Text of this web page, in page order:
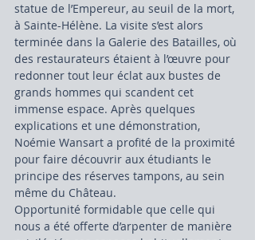
statue de l’Empereur, au seuil de la mort,
à Sainte-Hélène. La visite s’est alors
terminée dans la Galerie des Batailles, où
des restaurateurs étaient à l’œuvre pour
redonner tout leur éclat aux bustes de
grands hommes qui scandent cet
immense espace. Après quelques
explications et une démonstration,
Noémie Wansart a profité de la proximité
pour faire découvrir aux étudiants le
principe des réserves tampons, au sein
même du Château.
Opportunité formidable que celle qui
nous a été offerte d’arpenter de manière